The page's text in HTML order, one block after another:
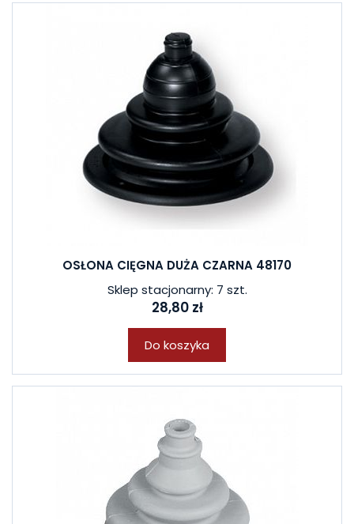
OSŁONA CIĘGNA DUŻA CZARNA 48170
Sklep stacjonarny: 7 szt.
28,80 zł
Do koszyka